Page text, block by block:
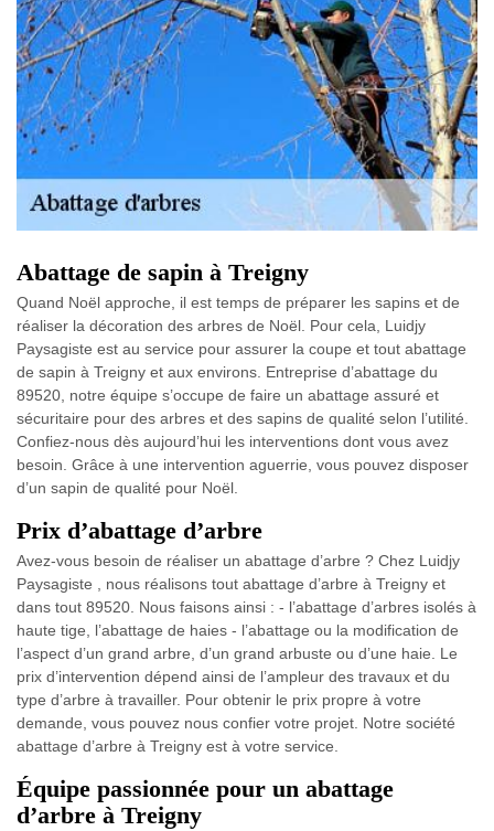
Abattage de sapin à Treigny
Quand Noël approche, il est temps de préparer les sapins et de
réaliser la décoration des arbres de Noël. Pour cela, Luidjy
Paysagiste est au service pour assurer la coupe et tout abattage
de sapin à Treigny et aux environs. Entreprise d’abattage du
89520, notre équipe s’occupe de faire un abattage assuré et
sécuritaire pour des arbres et des sapins de qualité selon l’utilité.
Confiez-nous dès aujourd’hui les interventions dont vous avez
besoin. Grâce à une intervention aguerrie, vous pouvez disposer
d’un sapin de qualité pour Noël.
Prix d’abattage d’arbre
Avez-vous besoin de réaliser un abattage d’arbre ? Chez Luidjy
Paysagiste , nous réalisons tout abattage d’arbre à Treigny et
dans tout 89520. Nous faisons ainsi : - l’abattage d’arbres isolés à
haute tige, l’abattage de haies - l’abattage ou la modification de
l’aspect d’un grand arbre, d’un grand arbuste ou d’une haie. Le
prix d’intervention dépend ainsi de l’ampleur des travaux et du
type d’arbre à travailler. Pour obtenir le prix propre à votre
demande, vous pouvez nous confier votre projet. Notre société
abattage d’arbre à Treigny est à votre service.
Équipe passionnée pour un abattage
d’arbre à Treigny